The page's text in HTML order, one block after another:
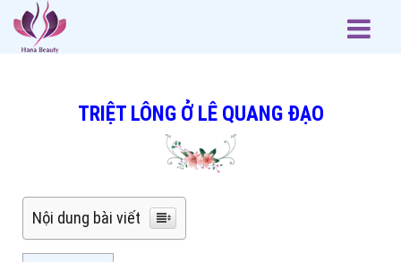
TRIỆT LÔNG Ở LÊ QUANG ĐẠO
Nội dung bài viết